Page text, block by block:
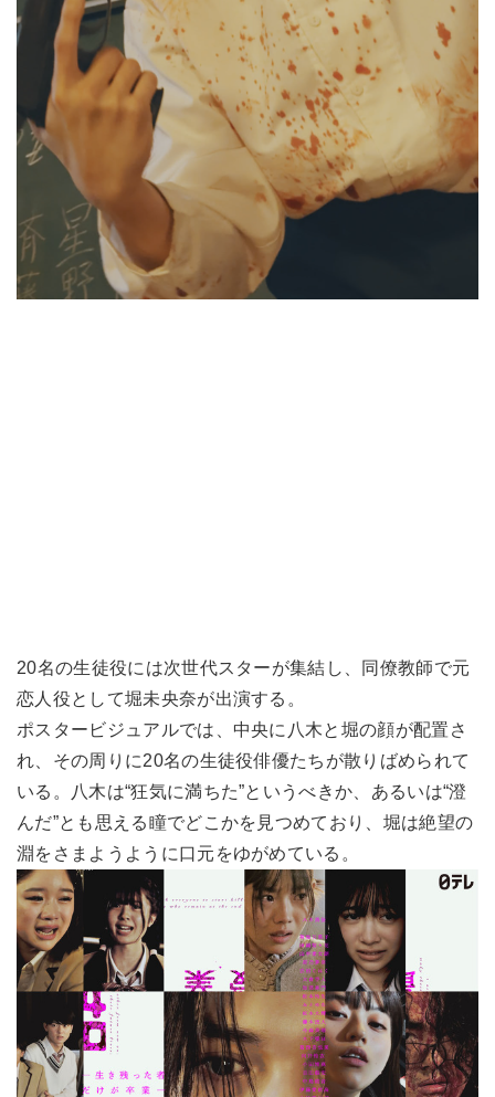
20名の生徒役には次世代スターが集結し、同僚教師で元
恋人役として堀未央奈が出演する。
ポスタービジュアルでは、中央に八木と堀の顔が配置さ
れ、その周りに20名の生徒役俳優たちが散りばめられて
いる。八木は“狂気に満ちた”というべきか、あるいは“澄
んだ”とも思える瞳でどこかを見つめており、堀は絶望の
淵をさまようように口元をゆがめている。